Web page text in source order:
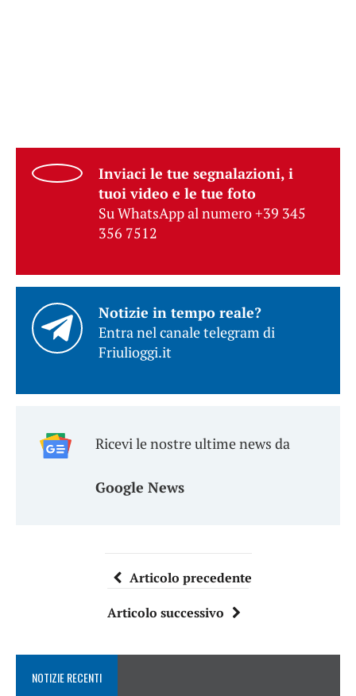
Inviaci le tue segnalazioni, i
tuoi video e le tue foto
Su WhatsApp al numero +39 345
356 7512
Notizie in tempo reale?
Entra nel canale telegram di
Friulioggi.it
Ricevi le nostre ultime news da
Google News
Articolo precedente
Articolo successivo
NOTIZIE RECENTI